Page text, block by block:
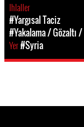
Ihlaller
#Yargısal Taciz
#Yakalama / Gözaltı
Yer#Syria